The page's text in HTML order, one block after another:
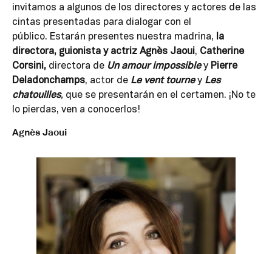
invitamos a algunos de los directores y actores de las
cintas presentadas para dialogar con el
público. Estarán presentes nuestra madrina,
la
directora, guionista y actriz Agnès Jaoui , Catherine
Corsini, directora de Un amour impossibley Pierre
Deladonchamps, actor de Le vent tourne y Les
chatouilles, que se presentarán en el certamen. ¡No te
lo pierdas, ven a conocerlos!
Agnès Jaoui